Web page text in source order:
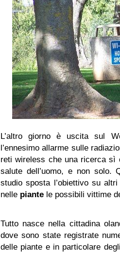
L’altro giorno è uscita sul
l’ennesimo allarme sulle
reti wireless che una ricerca sì
salute dell’uomo, e non solo.
studio sposta l’obiettivo su
nelle piante le possibili vittime
Tutto nasce nella cittadina
dove sono state registrate
delle piante e in particolare